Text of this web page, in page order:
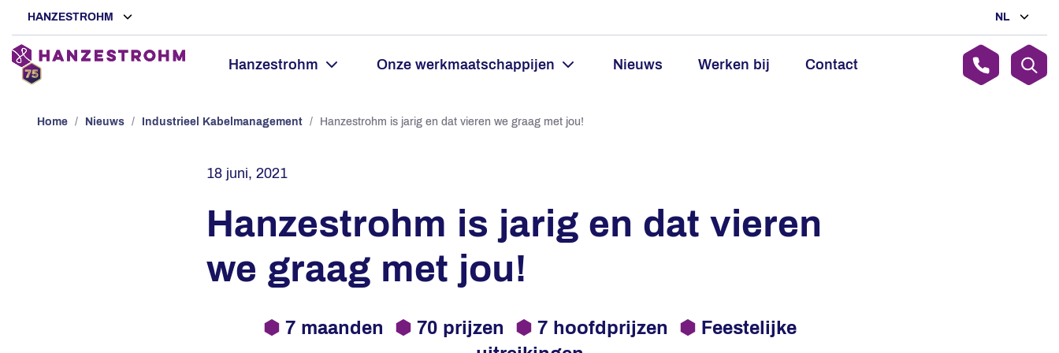
HANZESTROHM NL
Hanzestrohm Onze werkmaatschappijen Nieuws Werken bij Contact
Home / Nieuws / Industrieel Kabelmanagement / Hanzestrohm is jarig en dat vieren we graag met jou!
18 juni, 2021
Hanzestrohm is jarig en dat vieren
we graag met jou!
⬢7 maanden ⬢70 prijzen ⬢7 hoofdprijzen ⬢Feestelijke